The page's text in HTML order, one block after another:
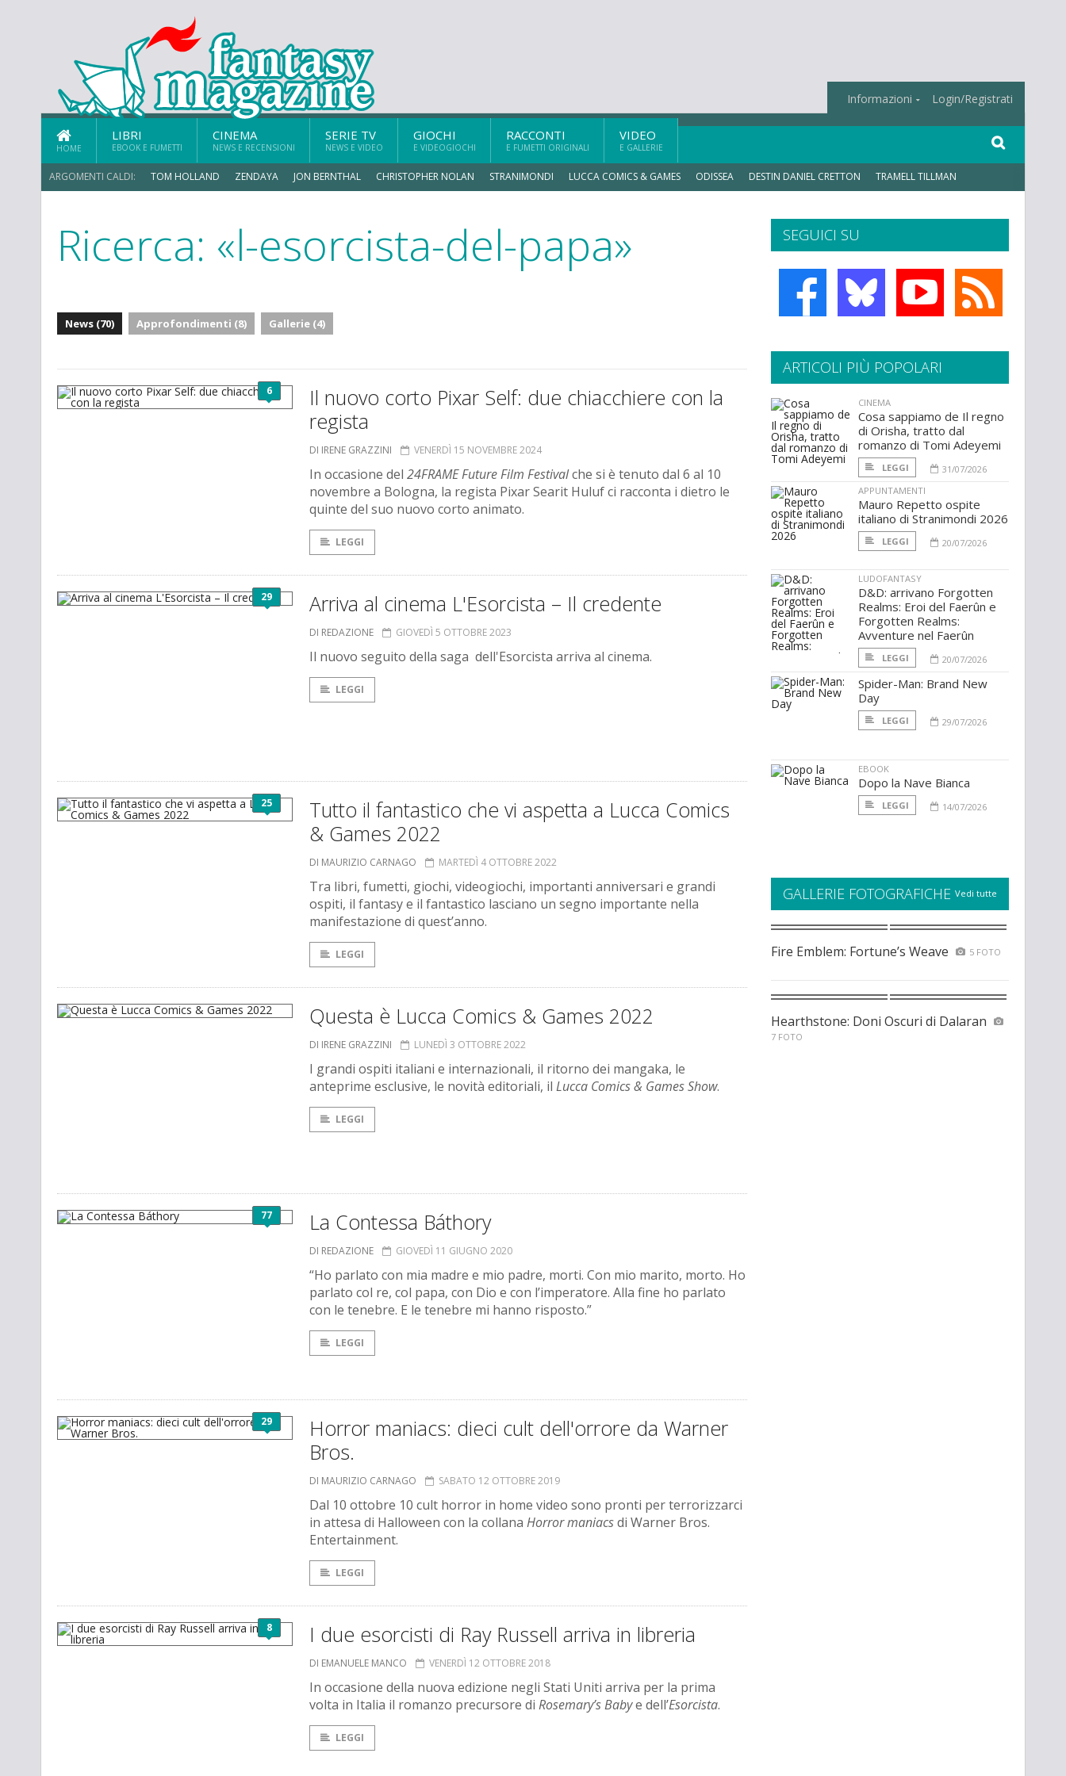
Informazioni Login/Registrati
HOME
LIBRI
EBOOK E FUMETTI
CINEMA
NEWS E RECENSIONI
SERIE TV
NEWS E VIDEO
GIOCHI
E VIDEOGIOCHI
RACCONTI
E FUMETTI ORIGINALI
VIDEO
E GALLERIE
ARGOMENTI CALDI: TOM HOLLAND ZENDAYA JON BERNTHAL CHRISTOPHER NOLAN STRANIMONDI LUCCA COMICS & GAMES ODISSEA DESTIN DANIEL CRETTON TRAMELL TILLMAN
CHRIS MCKENNA
Ricerca: «l-esorcista-del-papa»
News (70) Approfondimenti (8) Gallerie (4)
6
Il nuovo corto Pixar Self: due chiacchiere con la
regista
DI IRENE GRAZZINI VENERDÌ 15 NOVEMBRE 2024
In occasione del 24FRAME Future Film Festivalche si è tenuto dal 6 al 10
novembre a Bologna, la regista Pixar Searit Huluf ci racconta i dietro le
quinte del suo nuovo corto animato.
LEGGI
29 Arriva al cinema L'Esorcista – Il credente
DI REDAZIONE GIOVEDÌ 5 OTTOBRE 2023
Il nuovo seguito della saga dell'Esorcista arriva al cinema.
LEGGI
25
Tutto il fantastico che vi aspetta a Lucca Comics
& Games 2022
DI MAURIZIO CARNAGO MARTEDÌ 4 OTTOBRE 2022
Tra libri, fumetti, giochi, videogiochi, importanti anniversari e grandi
ospiti, il fantasy e il fantastico lasciano un segno importante nella
manifestazione di quest’anno.
LEGGI
Questa è Lucca Comics & Games 2022
DI IRENE GRAZZINI LUNEDÌ 3 OTTOBRE 2022
I grandi ospiti italiani e internazionali, il ritorno dei mangaka, le
anteprime esclusive, le novità editoriali, il Lucca Comics & Games Show.
LEGGI
77 La Contessa Báthory
DI REDAZIONE GIOVEDÌ 11 GIUGNO 2020
“Ho parlato con mia madre e mio padre, morti. Con mio marito, morto. Ho
parlato col re, col papa, con Dio e con l’imperatore. Alla fine ho parlato
con le tenebre. E le tenebre mi hanno risposto.”
LEGGI
29
Horror maniacs: dieci cult dell'orrore da Warner
Bros.
DI MAURIZIO CARNAGO SABATO 12 OTTOBRE 2019
Dal 10 ottobre 10 cult horror in home video sono pronti per terrorizzarci
in attesa di Halloween con la collana Horror maniacsdi Warner Bros.
Entertainment.
LEGGI
8 I due esorcisti di Ray Russell arriva in libreria
DI EMANUELE MANCO VENERDÌ 12 OTTOBRE 2018
In occasione della nuova edizione negli Stati Uniti arriva per la prima
volta in Italia il romanzo precursore di Rosemary’s Babye dell’Esorcista.
LEGGI
SEGUICI SU
ARTICOLI PIÙ POPOLARI
CINEMA
Cosa sappiamo de Il regno
di Orisha, tratto dal
romanzo di Tomi Adeyemi
LEGGI
31/07/2026
APPUNTAMENTI
Mauro Repetto ospite
italiano di Stranimondi 2026
LEGGI 20/07/2026
LUDOFANTASY
D&D: arrivano Forgotten
Realms: Eroi del Faerûn e
Forgotten Realms:
Avventure nel Faerûn
LEGGI 20/07/2026
Spider-Man: Brand New
Day
LEGGI 29/07/2026
EBOOK
Dopo la Nave Bianca
LEGGI 14/07/2026
GALLERIE FOTOGRAFICHE Vedi tutte
Fire Emblem: Fortune’s Weave 5 FOTO
Hearthstone: Doni Oscuri di Dalaran
7 FOTO